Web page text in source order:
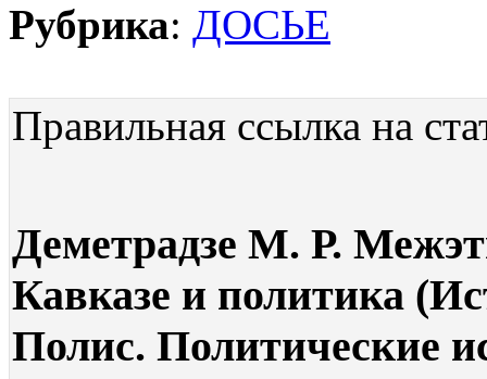
Рубрика: ДОСЬЕ
Правильная ссылка на
Деметрадзе М. Р.
Кавказе и политика
Полис. Политические